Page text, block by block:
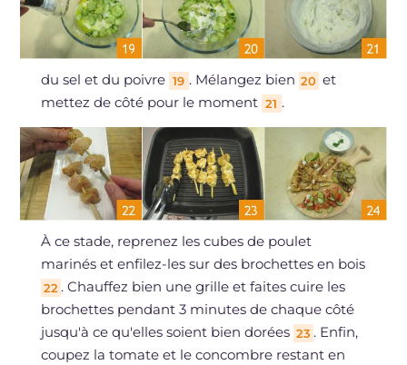
du sel et du poivre 19 . Mélangez bien 20 et
mettez de côté pour le moment 21 .
À ce stade, reprenez les cubes de poulet
marinés et enfilez-les sur des brochettes en bois
22 . Chauffez bien une grille et faites cuire les
brochettes pendant 3 minutes de chaque côté
jusqu'à ce qu'elles soient bien dorées 23 . Enfin,
coupez la tomate et le concombre restant en